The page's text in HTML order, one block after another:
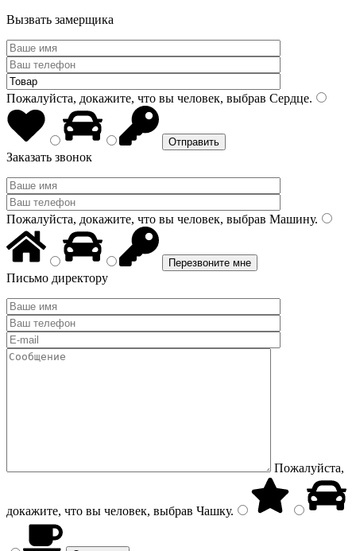
Вызвать замерщика
Пожалуйста, докажите, что вы человек, выбрав Сердце.
Заказать звонок
Пожалуйста, докажите, что вы человек, выбрав Машину.
Письмо директору
Пожалуйста,
докажите, что вы человек, выбрав Чашку.